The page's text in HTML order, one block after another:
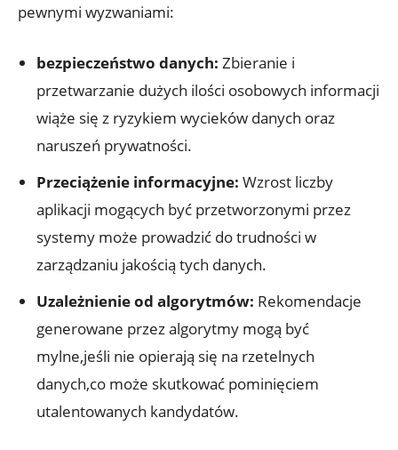
pewnymi wyzwaniami:
bezpieczeństwo danych: Zbieranie i
przetwarzanie dużych ilości osobowych informacji
wiąże się z ryzykiem wycieków danych oraz
naruszeń prywatności.
Przeciążenie informacyjne: Wzrost liczby
aplikacji mogących być przetworzonymi przez
systemy może prowadzić do trudności w
zarządzaniu jakością tych danych.
Uzależnienie od algorytmów: Rekomendacje
generowane przez algorytmy mogą być
mylne,jeśli nie opierają się na rzetelnych
danych,co może skutkować pominięciem
utalentowanych kandydatów.